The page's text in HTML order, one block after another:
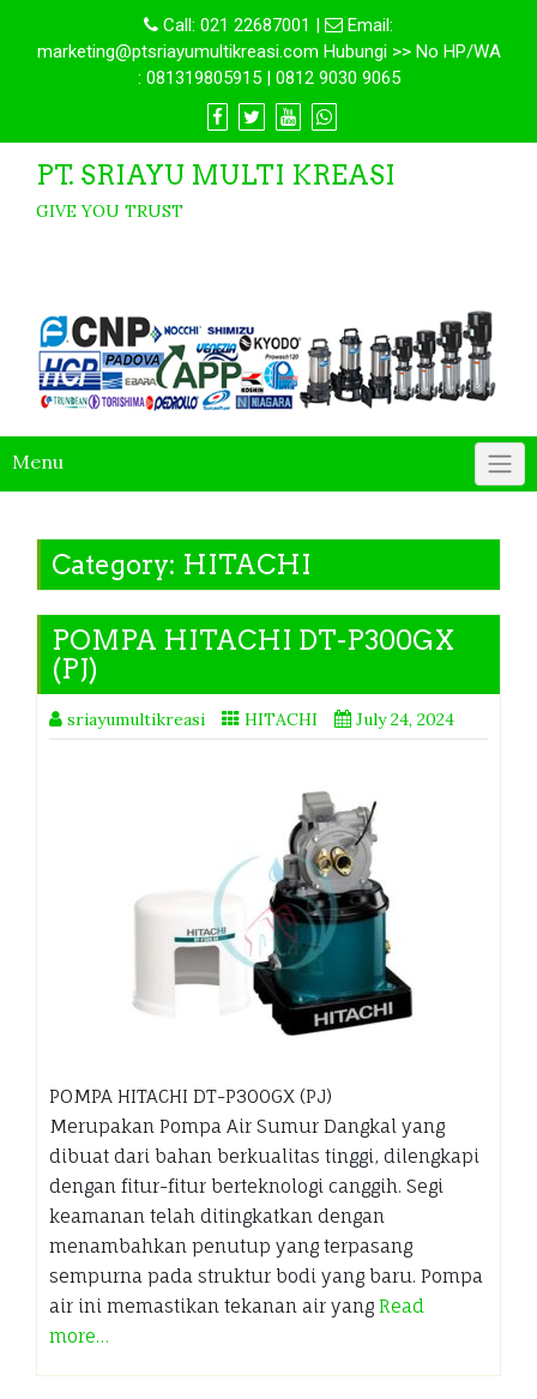
Call: 021 22687001 |
Email:
marketing@ptsriayumultikreasi.com Hubungi >> No HP/WA
: 081319805915 | 0812 9030 9065
PT. SRIAYU MULTI KREASI
GIVE YOU TRUST
Menu
Category: HITACHI
POMPA HITACHI DT-P300GX
(PJ)
sriayumultikreasi HITACHI July 24, 2024
POMPA HITACHI DT-P300GX (PJ)
Merupakan Pompa Air Sumur Dangkal yang
dibuat dari bahan berkualitas tinggi, dilengkapi
dengan fitur-fitur berteknologi canggih. Segi
keamanan telah ditingkatkan dengan
menambahkan penutup yang terpasang
sempurna pada struktur bodi yang baru. Pompa
air ini memastikan tekanan air yang Read
more…